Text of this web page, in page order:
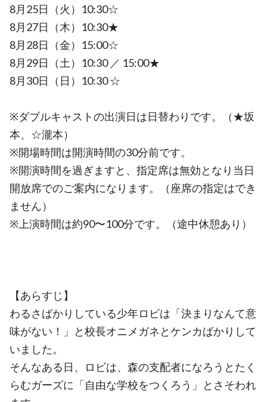
8月25日（火）10:30☆
8月27日（木）10:30★
8月28日（金）15:00☆
8月29日（土）10:30 ／ 15:00★
8月30日（日）10:30 ☆
※ダブルキャストの出演日は日替わりです。（★坂
本、☆瀧本）
※開場時間は開演時間の30分前です。
※開演時間を過ぎますと、指定席は無効となり当日
開放席でのご案内になります。（座席の指定はでき
ません）
※上演時間は約90〜100分です。（途中休憩あり）
【あらすじ】
わるさばかりしている少年ロビは「決まりなんて意
味がない！」と校長オニメガネとケンカばかりして
いました。
そんなある日、ロビは、森の支配者になろうとたく
らむガーズに「自由な学校をつくろう」とさそわれ